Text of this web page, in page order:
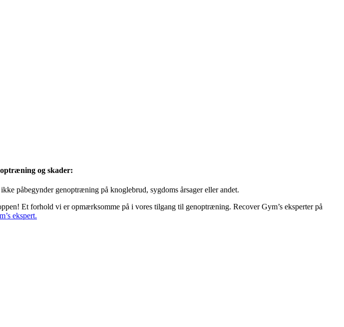
og skader:
påbegynder genoptræning på knoglebrud, sygdoms årsager eller andet.
Et forhold vi er opmærksomme på i vores tilgang til genoptræning. Recover Gym’s eksperter på
ekspert.